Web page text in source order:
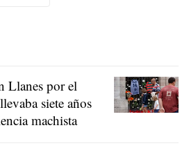
Llanes por el
siete años
machista